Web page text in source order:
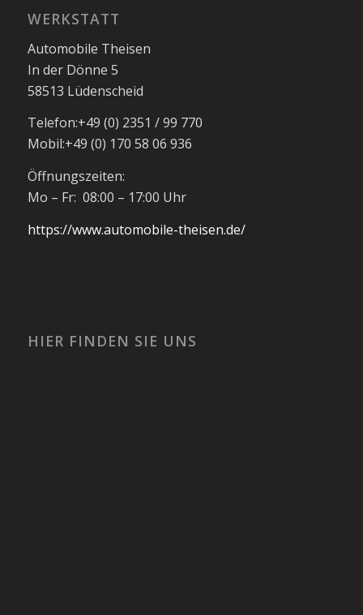
WERKSTATT
Automobile Theisen
In der Dönne 5
58513 Lüdenscheid
Telefon:+49 (0) 2351 / 99 770
Mobil:+49 (0) 170 58 06 936
Öffnungszeiten:
Mo – Fr: 08:00 – 17:00 Uhr
https://www.automobile-theisen.de/
HIER FINDEN SIE UNS